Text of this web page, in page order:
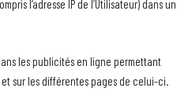
l’adresse IP de l’Utilisateur) dans un
les publicités en ligne permettant
sur les différentes pages de celui-ci.